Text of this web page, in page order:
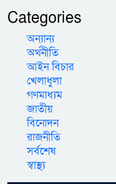
Categories
অন্যান্য
অর্থনীতি
আইন বিচার
খেলাধুলা
গণমাধ্যম
জাতীয়
বিনোদন
রাজনীতি
সর্বশেষ
স্বাস্থ্য